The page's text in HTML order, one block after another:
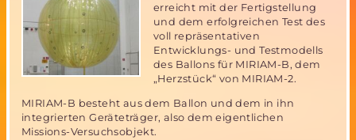
erreicht mit der Fertigstellung
und dem erfolgreichen Test des
voll repräsentativen
Entwicklungs- und Testmodells
des Ballons für MIRIAM-B, dem
„Herzstück“ von MIRIAM-2.
MIRIAM-B besteht aus dem Ballon und dem in ihn
integrierten Geräteträger, also dem eigentlichen
Missions-Versuchsobjekt.